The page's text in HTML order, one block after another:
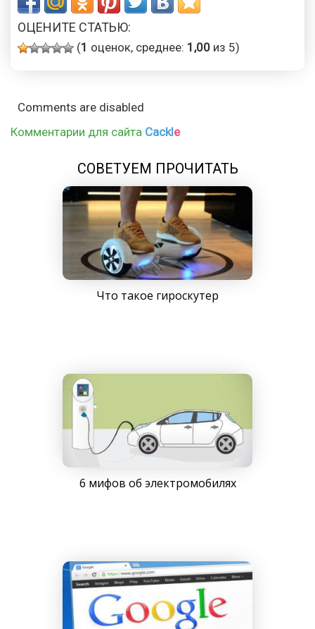
ОЦЕНИТЕ СТАТЬЮ:
(1 оценок, среднее: 1,00 из 5)
Comments are disabled
Комментарии для сайта Cackle
СОВЕТУЕМ ПРОЧИТАТЬ
Что такое гироскутер
6 мифов об электромобилях